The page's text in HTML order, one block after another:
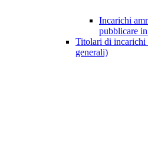
Incarichi
pubblicare
Titolari di
generali)